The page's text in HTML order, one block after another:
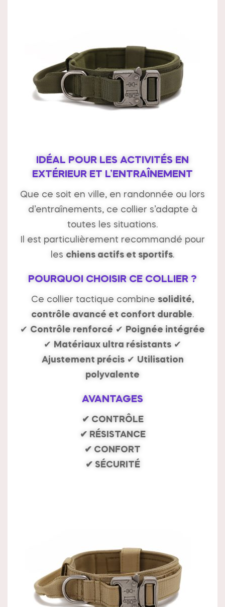
IDÉAL POUR LES ACTIVITÉS EN
EXTÉRIEUR ET L’ENTRAÎNEMENT
Que ce soit en ville, en randonnée ou lors
d’entraînements, ce collier s’adapte à
toutes les situations.
Il est particulièrement recommandé pour
les chiens actifs et sportifs.
POURQUOI CHOISIR CE COLLIER ?
Ce collier tactique combine solidité,
contrôle avancé et confort durable.
✔ Contrôle renforcé ✔ Poignée intégrée
✔ Matériaux ultra résistants ✔
Ajustement précis✔ Utilisation
polyvalente
AVANTAGES
✔ CONTRÔLE
✔ RÉSISTANCE
✔ CONFORT
✔ SÉCURITÉ